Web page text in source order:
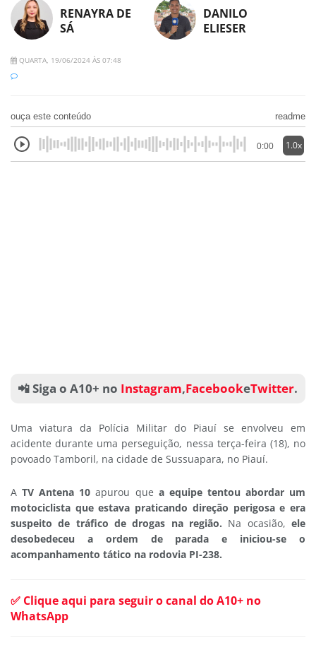
RENAYRA DE
SÁ
DANILO
ELIESER
QUARTA, 19/06/2024 ÀS 07:48
ouça este conteúdo readme
0:00 1.0x
📲 Siga o A10+ no Instagram,FacebookeTwitter.
Uma viatura da Polícia Militar do Piauí se envolveu em
acidente durante uma perseguição, nessa terça-feira (18), no
povoado Tamboril, na cidade de Sussuapara, no Piauí.
ATV Antena 10apurou que a equipe tentou abordar um
motociclista que estava praticando direção perigosa e era
suspeito de tráfico de drogas na região. Na ocasião, ele
desobedeceu a ordem de parada e iniciou-se o
acompanhamento tático na rodovia PI-238.
✅ Clique aqui para seguir o canal do A10+ no
WhatsApp